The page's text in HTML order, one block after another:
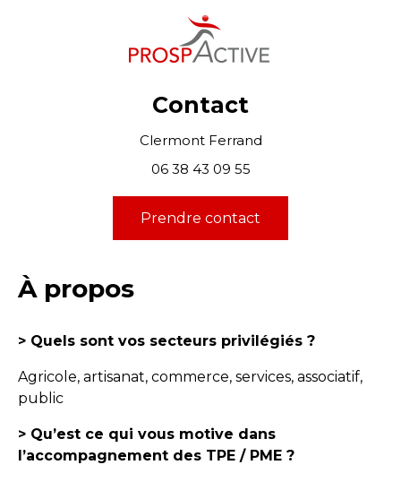
Contact
Clermont Ferrand
06 38 43 09 55
Prendre contact
À propos
> Quels sont vos secteurs privilégiés ?
Agricole, artisanat, commerce, services, associatif,
public
> Qu’est ce qui vous motive dans
l’accompagnement des TPE / PME ?